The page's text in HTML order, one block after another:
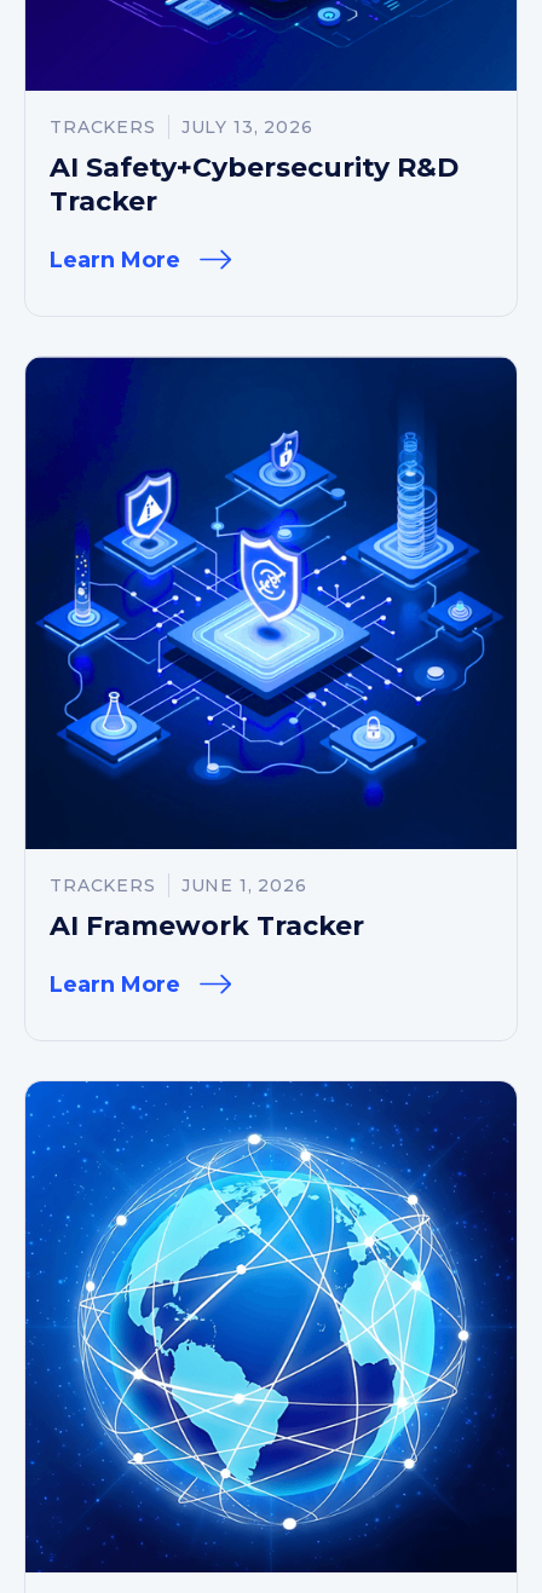
TRACKERS JULY 13, 2026
AI Safety+Cybersecurity R&D
Tracker
Learn More
TRACKERS JUNE 1, 2026
AI Framework Tracker
Learn More